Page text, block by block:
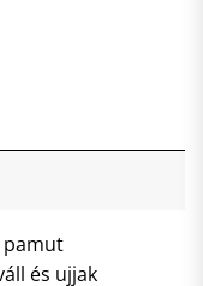
pamut
és ujjak